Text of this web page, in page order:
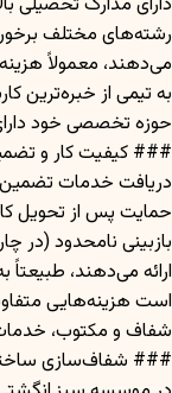
رشته‌های مختلف
می‌دهند، معمولاً
به تیمی از خبره‌ترین
حوزه تخصصی خود
### کیفیت کار و
دریافت خدمات
حمایت پس از تحویل
بازبینی نامحدود (در
ارائه می‌دهند،
است هزینه‌هایی
شفاف و مکتوب،
### شفاف‌سازی